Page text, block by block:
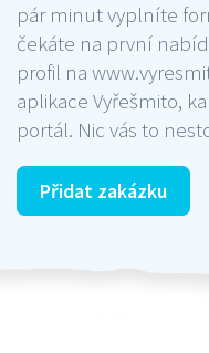
pár minut vyplníte
čekáte na první
profil na
aplikace Vyřešmito,
portál. Nic vás to
Přidat zakázku